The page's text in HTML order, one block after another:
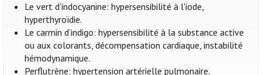
Le vert d’indocyanine: hypersensibilité à l'iode,
hyperthyroïdie.
Le carmin d’indigo: hypersensibilité à la substance active
ou aux colorants, décompensation cardiaque, instabilité
hémodynamique.
Perflutrène: hypertension artérielle pulmonaire.